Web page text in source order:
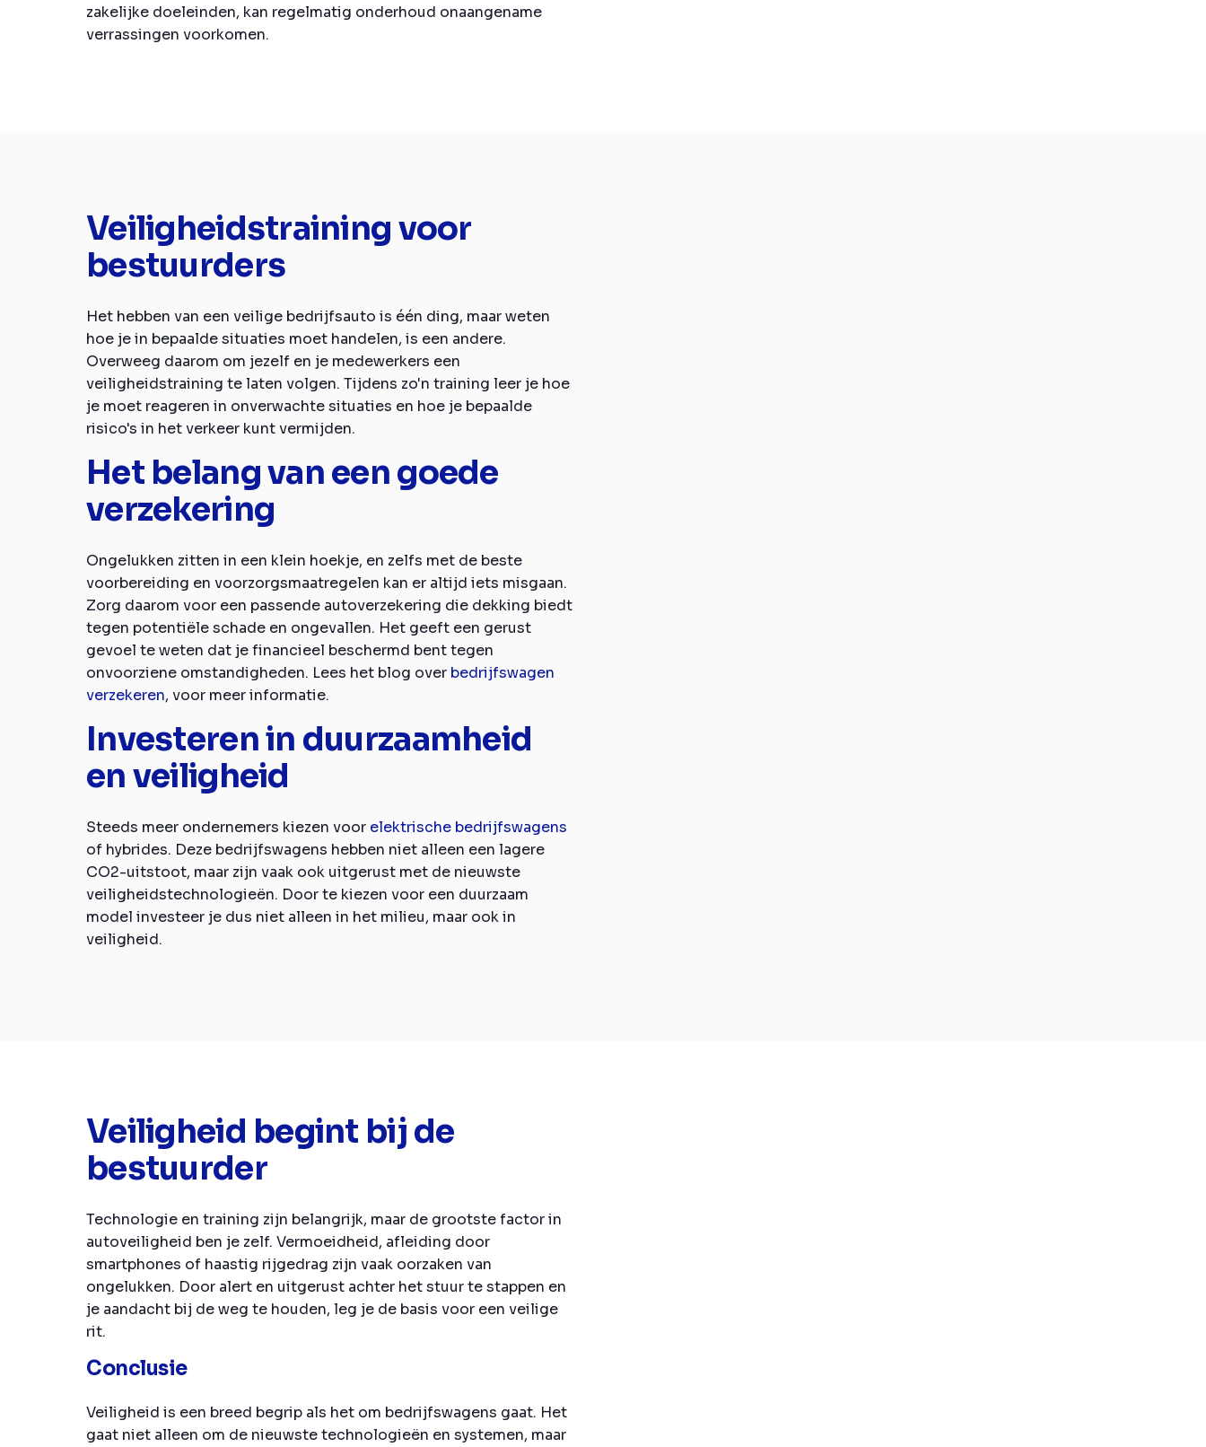
zakelijke doeleinden, kan regelmatig onderhoud onaangename
verrassingen voorkomen.
Veiligheidstraining voor
bestuurders
Het hebben van een veilige bedrijfsauto is één ding, maar weten
hoe je in bepaalde situaties moet handelen, is een andere.
Overweeg daarom om jezelf en je medewerkers een
veiligheidstraining te laten volgen. Tijdens zo'n training leer je hoe
je moet reageren in onverwachte situaties en hoe je bepaalde
risico's in het verkeer kunt vermijden.
Het belang van een goede
verzekering
Ongelukken zitten in een klein hoekje, en zelfs met de beste
voorbereiding en voorzorgsmaatregelen kan er altijd iets misgaan.
Zorg daarom voor een passende autoverzekering die dekking biedt
tegen potentiële schade en ongevallen. Het geeft een gerust
gevoel te weten dat je financieel beschermd bent tegen
onvoorziene omstandigheden. Lees het blog over bedrijfswagen
verzekeren, voor meer informatie.
Investeren in duurzaamheid
en veiligheid
Steeds meer ondernemers kiezen voor elektrische bedrijfswagens
of hybrides. Deze bedrijfswagens hebben niet alleen een lagere
CO2-uitstoot, maar zijn vaak ook uitgerust met de nieuwste
veiligheidstechnologieën. Door te kiezen voor een duurzaam
model investeer je dus niet alleen in het milieu, maar ook in
veiligheid.
Veiligheid begint bij de
bestuurder
Technologie en training zijn belangrijk, maar de grootste factor in
autoveiligheid ben je zelf. Vermoeidheid, afleiding door
smartphones of haastig rijgedrag zijn vaak oorzaken van
ongelukken. Door alert en uitgerust achter het stuur te stappen en
je aandacht bij de weg te houden, leg je de basis voor een veilige
rit.
Conclusie
Veiligheid is een breed begrip als het om bedrijfswagens gaat. Het
gaat niet alleen om de nieuwste technologieën en systemen, maar